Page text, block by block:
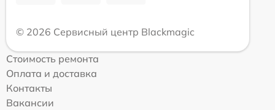
© 2026 Сервисный центр Blackmagic
Стоимость ремонта
Оплата и доставка
Контакты
Вакансии